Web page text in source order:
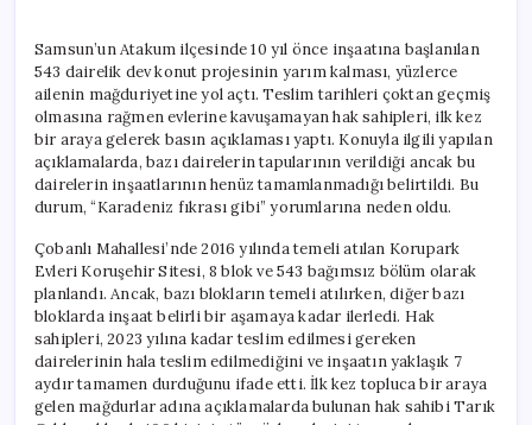
Alan
Ama
Evi
Olmayanlar
için
Samsun’un Atakum ilçesinde 10 yıl önce inşaatına başlanılan
543 dairelik dev konut projesinin yarım kalması, yüzlerce
ailenin mağduriyetine yol açtı. Teslim tarihleri çoktan geçmiş
olmasına rağmen evlerine kavuşamayan hak sahipleri, ilk kez
bir araya gelerek basın açıklaması yaptı. Konuyla ilgili yapılan
açıklamalarda, bazı dairelerin tapularının verildiği ancak bu
dairelerin inşaatlarının henüz tamamlanmadığı belirtildi. Bu
durum, “Karadeniz fıkrası gibi” yorumlarına neden oldu.
Çobanlı Mahallesi’nde 2016 yılında temeli atılan Korupark
Evleri Koruşehir Sitesi, 8 blok ve 543 bağımsız bölüm olarak
planlandı. Ancak, bazı blokların temeli atılırken, diğer bazı
bloklarda inşaat belirli bir aşamaya kadar ilerledi. Hak
sahipleri, 2023 yılına kadar teslim edilmesi gereken
dairelerinin hala teslim edilmediğini ve inşaatın yaklaşık 7
aydır tamamen durduğunu ifade etti. İlk kez topluca bir araya
gelen mağdurlar adına açıklamalarda bulunan hak sahibi Tarık